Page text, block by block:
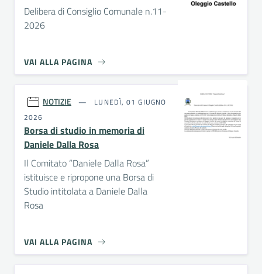
Delibera di Consiglio Comunale n.11-
2026
VAI ALLA PAGINA
NOTIZIE
LUNEDÌ, 01 GIUGNO
2026
Borsa di studio in memoria di
Daniele Dalla Rosa
Il Comitato “Daniele Dalla Rosa”
istituisce e ripropone una Borsa di
Studio intitolata a Daniele Dalla
Rosa
VAI ALLA PAGINA